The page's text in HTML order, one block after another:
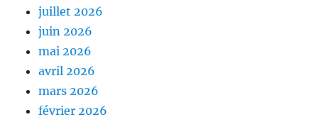
juillet 2026
juin 2026
mai 2026
avril 2026
mars 2026
février 2026